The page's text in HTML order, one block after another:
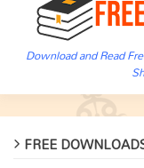
Download and Read
FREE